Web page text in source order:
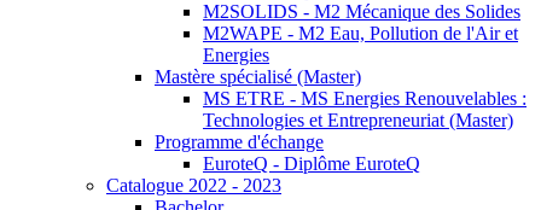
M2SOLIDS - M2 Mécanique des Solides
M2WAPE - M2 Eau, Pollution de l'Air et
Energies
Mastère spécialisé (Master)
MS ETRE - MS Energies Renouvelables :
Technologies et Entrepreneuriat (Master)
Programme d'échange
EuroteQ - Diplôme EuroteQ
Catalogue 2022 - 2023